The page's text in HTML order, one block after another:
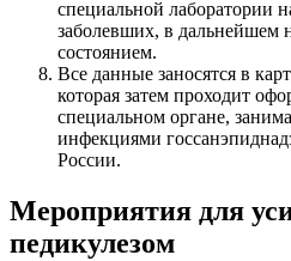
специальной лаборатории
заболевших, в дальнейшем
состоянием.
Все данные заносятся в
которая затем проходит
специальном органе,
инфекциями
России.
Мероприятия для
педикулезом